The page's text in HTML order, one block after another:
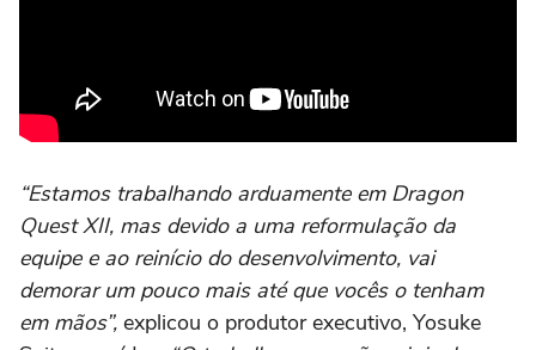
“Estamos trabalhando arduamente em Dragon
Quest XII, mas devido a uma reformulação da
equipe e ao reinício do desenvolvimento, vai
demorar um pouco mais até que vocês o tenham
em mãos”, explicou o produtor executivo, Yosuke